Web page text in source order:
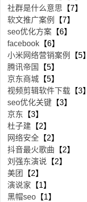
社群是什么意思 【7】
软文推广案例
【7】
seo优化方案 【6】
facebook 【6】
小米网络营销案例
【5】
腾讯帝国
【5】
京东商城 【5】
视频剪辑软件下载 【3】
seo优化关键 【3】
京东 【3】
杜子建 【2】
网络安全 【2】
抖音最火歌曲 【2】
刘强东演说 【2】
美团
【2】
演说家 【1】
黑帽seo 【1】